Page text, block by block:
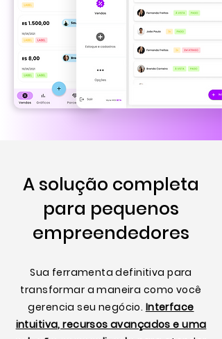
A solução completa
para pequenos
empreendedores
Sua ferramenta definitiva para
transformar a maneira como você
gerencia seu negócio. Interface
intuitiva, recursos avançados e uma